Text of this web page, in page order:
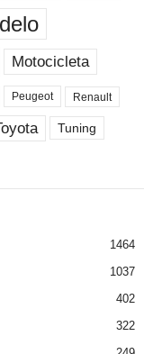
Motocicleta
Peugeot Renault
Tuning
1464
1037
402
322